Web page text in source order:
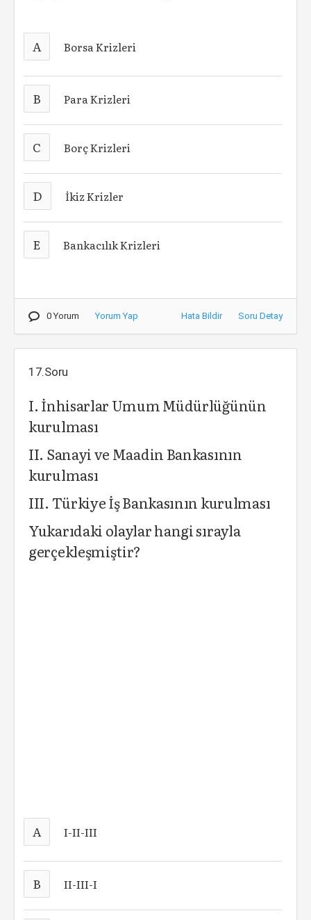
A Borsa Krizleri
B Para Krizleri
C Borç Krizleri
D İkiz Krizler
E Bankacılık Krizleri
0 Yorum Yorum Yap Hata Bildir Soru Detay
17.Soru
I. İnhisarlar Umum Müdürlüğünün
kurulması
II. Sanayi ve Maadin Bankasının
kurulması
III. Türkiye İş Bankasının kurulması
Yukarıdaki olaylar hangi sırayla
gerçekleşmiştir?
A I-II-III
B II-III-I